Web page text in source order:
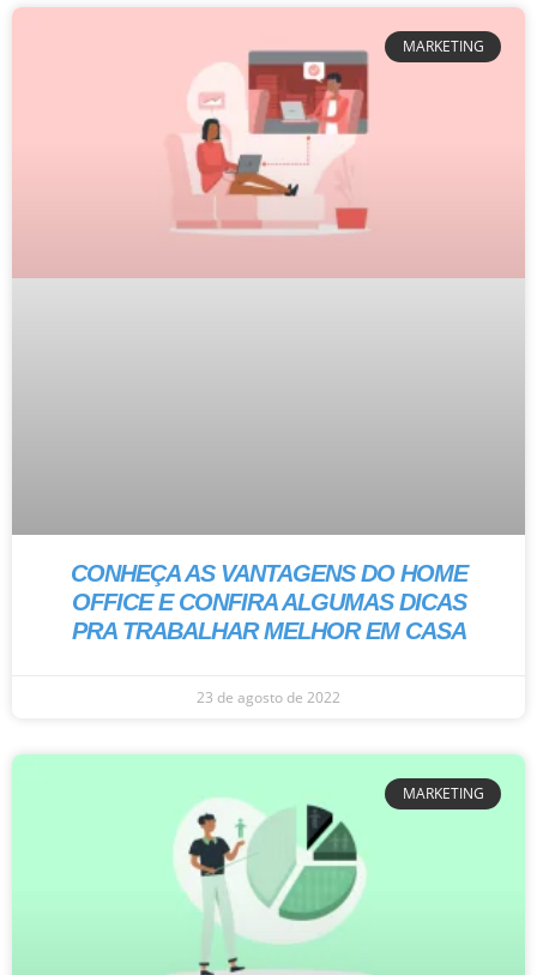
MARKETING
CONHEÇA AS VANTAGENS DO HOME
OFFICE E CONFIRA ALGUMAS DICAS
PRA TRABALHAR MELHOR EM CASA
23 de agosto de 2022
MARKETING